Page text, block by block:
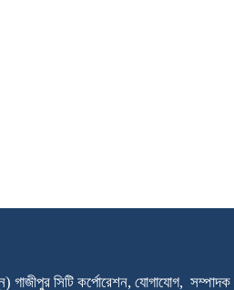
গাজীপুর সিটি কর্পোরেশন,